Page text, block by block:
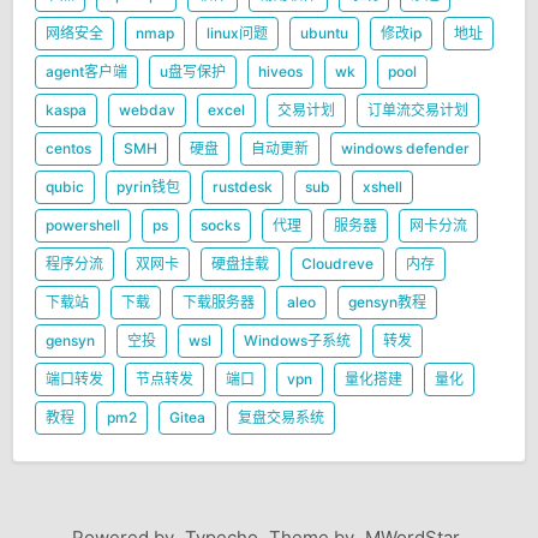
网络安全 nmap linux问题 ubuntu 修改ip 地址
agent客户端 u盘写保护 hiveos wk pool
kaspa webdav excel 交易计划 订单流交易计划
centos SMH 硬盘 自动更新 windows defender
qubic pyrin钱包 rustdesk sub xshell
powershell ps socks 代理 服务器 网卡分流
程序分流 双网卡 硬盘挂载 Cloudreve 内存
下载站 下载 下载服务器 aleo gensyn教程
gensyn 空投 wsl Windows子系统 转发
端口转发 节点转发 端口 vpn 量化搭建 量化
教程 pm2 Gitea 复盘交易系统